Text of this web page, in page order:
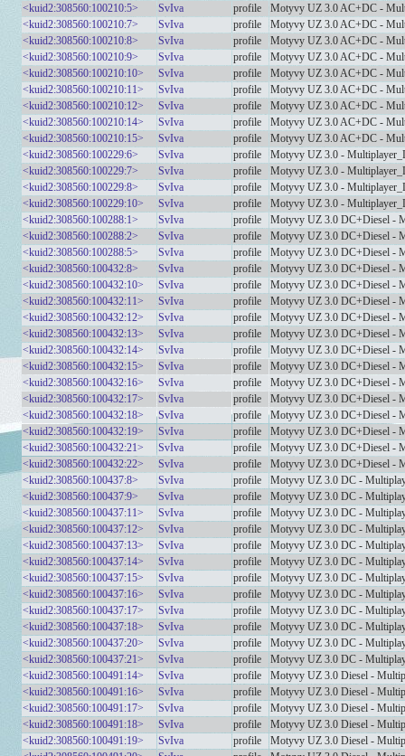
<kuid2:308560:100210:5>
SvIva profile
Motyvy UZ 3.0 AC+DC -
<kuid2:308560:100210:7>
SvIva profile
Motyvy UZ 3.0 AC+DC -
<kuid2:308560:100210:8>
SvIva profile
Motyvy UZ 3.0 AC+DC -
<kuid2:308560:100210:9>
SvIva profile
Motyvy UZ 3.0 AC+DC -
<kuid2:308560:100210:10>
SvIva profile
Motyvy UZ 3.0 AC+DC -
<kuid2:308560:100210:11>
SvIva profile
Motyvy UZ 3.0 AC+DC -
<kuid2:308560:100210:12>
SvIva profile
Motyvy UZ 3.0 AC+DC -
<kuid2:308560:100210:14>
SvIva profile
Motyvy UZ 3.0 AC+DC -
<kuid2:308560:100210:15>
SvIva profile
Motyvy UZ 3.0 AC+DC -
<kuid2:308560:100229:6>
SvIva profile
Motyvy UZ 3.0 -
<kuid2:308560:100229:7>
SvIva profile
Motyvy UZ 3.0 -
<kuid2:308560:100229:8>
SvIva profile
Motyvy UZ 3.0 -
<kuid2:308560:100229:10>
SvIva profile
Motyvy UZ 3.0 -
<kuid2:308560:100288:1>
SvIva profile
Motyvy UZ 3.0 DC+Diesel -
<kuid2:308560:100288:2>
SvIva profile
Motyvy UZ 3.0 DC+Diesel -
<kuid2:308560:100288:5>
SvIva profile
Motyvy UZ 3.0 DC+Diesel -
<kuid2:308560:100432:8>
SvIva profile
Motyvy UZ 3.0 DC+Diesel -
<kuid2:308560:100432:10>
SvIva profile
Motyvy UZ 3.0 DC+Diesel -
<kuid2:308560:100432:11>
SvIva profile
Motyvy UZ 3.0 DC+Diesel -
<kuid2:308560:100432:12>
SvIva profile
Motyvy UZ 3.0 DC+Diesel -
<kuid2:308560:100432:13>
SvIva profile
Motyvy UZ 3.0 DC+Diesel -
<kuid2:308560:100432:14>
SvIva profile
Motyvy UZ 3.0 DC+Diesel -
<kuid2:308560:100432:15>
SvIva profile
Motyvy UZ 3.0 DC+Diesel -
<kuid2:308560:100432:16>
SvIva profile
Motyvy UZ 3.0 DC+Diesel -
<kuid2:308560:100432:17>
SvIva profile
Motyvy UZ 3.0 DC+Diesel -
<kuid2:308560:100432:18>
SvIva profile
Motyvy UZ 3.0 DC+Diesel -
<kuid2:308560:100432:19>
SvIva profile
Motyvy UZ 3.0 DC+Diesel -
<kuid2:308560:100432:21>
SvIva profile
Motyvy UZ 3.0 DC+Diesel -
<kuid2:308560:100432:22>
SvIva profile
Motyvy UZ 3.0 DC+Diesel -
<kuid2:308560:100437:8>
SvIva profile
Motyvy UZ 3.0 DC -
<kuid2:308560:100437:9>
SvIva profile
Motyvy UZ 3.0 DC -
<kuid2:308560:100437:11>
SvIva profile
Motyvy UZ 3.0 DC -
<kuid2:308560:100437:12>
SvIva profile
Motyvy UZ 3.0 DC -
<kuid2:308560:100437:13>
SvIva profile
Motyvy UZ 3.0 DC -
<kuid2:308560:100437:14>
SvIva profile
Motyvy UZ 3.0 DC -
<kuid2:308560:100437:15>
SvIva profile
Motyvy UZ 3.0 DC -
<kuid2:308560:100437:16>
SvIva profile
Motyvy UZ 3.0 DC -
<kuid2:308560:100437:17>
SvIva profile
Motyvy UZ 3.0 DC -
<kuid2:308560:100437:18>
SvIva profile
Motyvy UZ 3.0 DC -
<kuid2:308560:100437:20>
SvIva profile
Motyvy UZ 3.0 DC -
<kuid2:308560:100437:21>
SvIva profile
Motyvy UZ 3.0 DC -
<kuid2:308560:100491:14>
SvIva profile
Motyvy UZ 3.0 Diesel -
<kuid2:308560:100491:16>
SvIva profile
Motyvy UZ 3.0 Diesel -
<kuid2:308560:100491:17>
SvIva profile
Motyvy UZ 3.0 Diesel -
<kuid2:308560:100491:18>
SvIva profile
Motyvy UZ 3.0 Diesel -
<kuid2:308560:100491:19>
SvIva profile
Motyvy UZ 3.0 Diesel -